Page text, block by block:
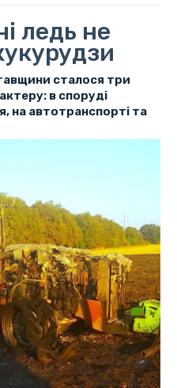
ледь не
сталося три
в споруді
на автотранспорті та